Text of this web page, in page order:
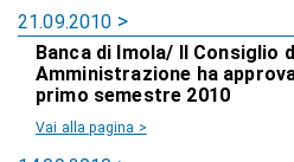
21.09.2010
Banca di Imola/ Il Consiglio
Amministrazione ha
primo semestre 2010
Vai alla pagina >